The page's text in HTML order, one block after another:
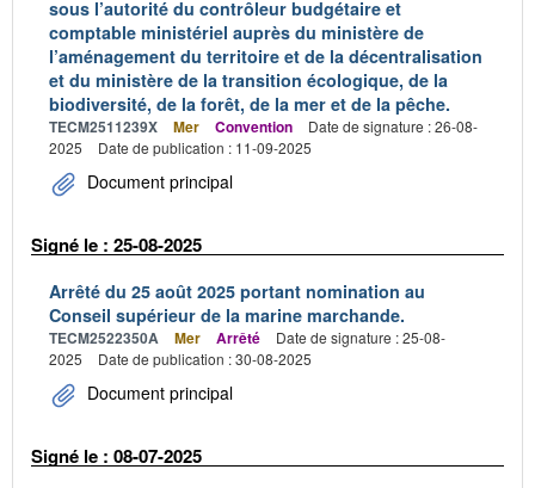
sous l’autorité du contrôleur budgétaire et
comptable ministériel auprès du ministère de
l’aménagement du territoire et de la décentralisation
et du ministère de la transition écologique, de la
biodiversité, de la forêt, de la mer et de la pêche.
TECM2511239X Mer Convention
Date de signature : 26-08-
2025
Date de publication : 11-09-2025
Document principal
Signé le : 25-08-2025
Arrêté du 25 août 2025 portant nomination au
Conseil supérieur de la marine marchande.
TECM2522350A Mer Arrêté
Date de signature : 25-08-
2025
Date de publication : 30-08-2025
Document principal
Signé le : 08-07-2025